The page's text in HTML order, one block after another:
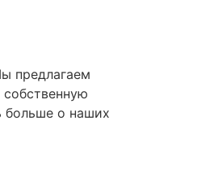
предлагаем
больше о наших